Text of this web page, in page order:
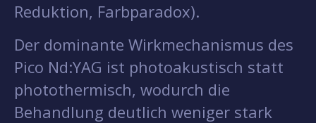
Reduktion, Farbparadox).
Der dominante Wirkmechanismus des
Pico Nd:YAG ist photoakustisch statt
photothermisch, wodurch die
Behandlung deutlich weniger stark